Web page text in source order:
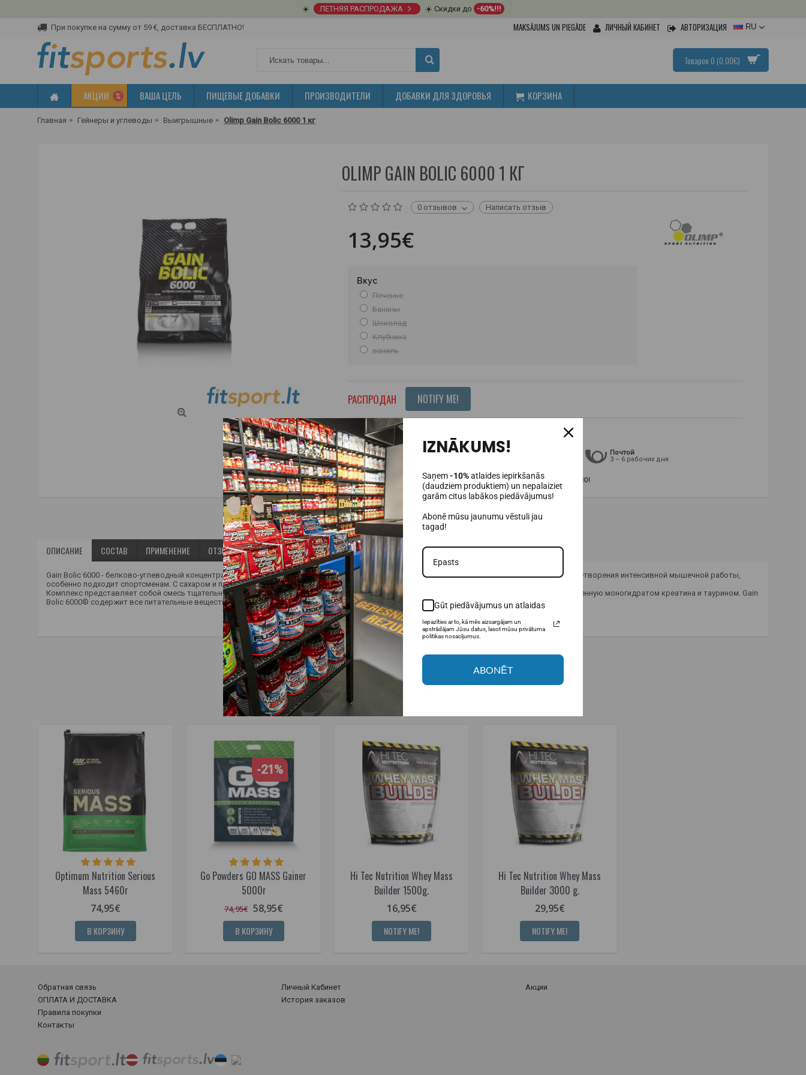
☀️ ЛЕТНЯЯ РАСПРОДАЖА ☀️ Скидки до -60%!!!
При покупке на сумму от 59 €, доставка БЕСПЛАТНО! MAKSĀJUMS UN PIEGĀDE ЛИЧНЫЙ КАБИНЕТ АВТОРИЗАЦИЯ RU
Товаров 0 (0,00€)
АКЦИИ ВАША ЦЕЛЬ ПИЩЕВЫЕ ДОБАВКИ ПРОИЗВОДИТЕЛИ ДОБАВКИ ДЛЯ ЗДОРОВЬЯ КОРЗИНА
Главная Гейнеры и углеводы Выигрышные Olimp Gain Bolic 6000 1 кг
OLIMP GAIN BOLIC 6000 1 КГ
0 отзывов Написать отзыв
13,95€
Вкус
Печенье
Бананы
Шоколад
Клубника
ваниль
РАСПРОДАН NOTIFY ME!
Условия доставки
К терминалу (OMNIVA, LP Express)
1 - 2 рабочих дня
Почтой
3 – 6 рабочих дня
При покупке на сумму от 59 евро мы доставляем товар БЕСПЛАТНО!
ОПИСАНИЕ СОСТАВ ПРИМЕНЕНИЕ ОТЗЫВЫ (0)
Gain Bolic 6000 - белково-углеводный концентрат в порошке. Это мощный специализированный пищевой продукт, предназначенный для удовлетворения интенсивной мышечной работы,
особенно подходит спортсменам. С сахаром и подсластителями.
Комплекс представляет собой смесь тщательно подобранных углеводов (дифференцированных по гликемическому индексу) и белков, обогащенную моногидратом креатина и таурином. Gain
Bolic 6000® содержит все питательные вещества, необходимые для быстрого роста мышечной силы и массы.
размер мекс
РЕКОМЕНДУЕМЫЕ ТОВАРЫ
Optimum Nutrition Serious
Mass 5460г
74,95€
В КОРЗИНУ
-21%
Go Powders GO MASS Gainer
5000г
74,95€ 58,95€
В КОРЗИНУ
Hi Tec Nutrition Whey Mass
Builder 1500g.
16,95€
NOTIFY ME!
Hi Tec Nutrition Whey Mass
Builder 3000 g.
29,95€
NOTIFY ME!
Обратная связь
ОПЛАТА И ДОСТАВКА
Правила покупки
Контакты
Личный Кабинет
История заказов
Акции
IZNĀKUMS!
Saņem-10%atlaides iepirkšanās
(daudziem produktiem) un nepalaiziet
garām citus labākos piedāvājumus!
Abonē mūsu jaunumu vēstuli jau
tagad!
Gūt piedāvājumus un atlaidas
Iepazīties ar to, kā mēs aizsargājam un
apstrādājam Jūsu datus, lasot mūsu privātuma
politikas nosacījumus.
ABONĒT